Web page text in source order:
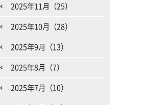
2025年11月（25）
2025年10月（28）
2025年9月（13）
2025年8月（7）
2025年7月（10）